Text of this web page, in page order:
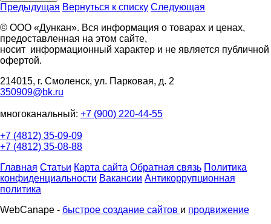
Предыдущая Вернуться к списку Следующая
© ООО «Дункан». Вся информация о товарах и ценах,
предоставленная на этом сайте,
носит информационный характер и не является публичной
офертой.
214015, г. Смоленск, ул. Парковая, д. 2
350909@bk.ru
многоканальный: +7 (900) 220-44-55
+7 (4812) 35-09-09
+7 (4812) 35-08-88
Главная Статьи Карта сайта Обратная связь Политика
конфиденциальности Вакансии Антикоррупционная
политика
WebCanape - быстрое создание сайтов и продвижение